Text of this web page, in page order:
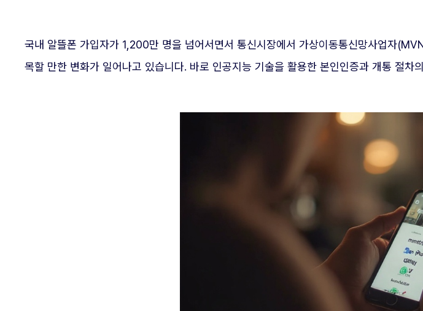
국내 알뜰폰 가입자가 1,200만 명을 넘어서면서 통신시장에서 가상이동통신망사업자
목할 만한 변화가 일어나고 있습니다. 바로 인공지능 기술을 활용한 본인인증과 개통 절차